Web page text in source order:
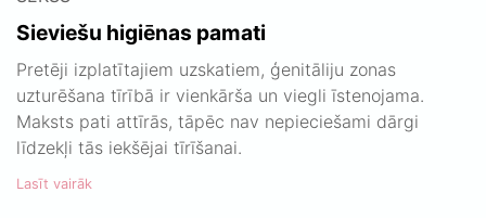
Sieviešu higiēnas pamati
Pretēji izplatītajiem uzskatiem, ģenitāliju zonas
uzturēšana tīrībā ir vienkārša un viegli īstenojama.
Maksts pati attīrās, tāpēc nav nepieciešami dārgi
līdzekļi tās iekšējai tīrīšanai.
Lasīt vairāk